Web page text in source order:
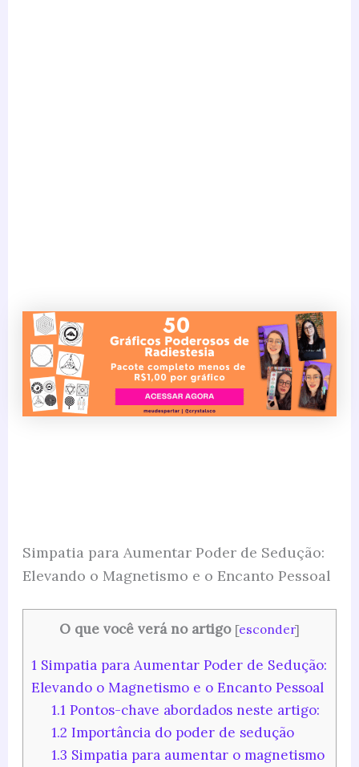
Simpatia para Aumentar Poder de Sedução:
Elevando o Magnetismo e o Encanto Pessoal
O que você verá no artigo [esconder]
1Simpatia para Aumentar Poder de Sedução:
Elevando o Magnetismo e o Encanto Pessoal
1.1 Pontos-chave abordados neste artigo:
1.2 Importância do poder de sedução
1.3 Simpatia para aumentar o magnetismo